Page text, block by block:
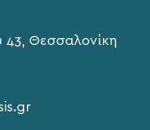
Θεσσαλονίκη